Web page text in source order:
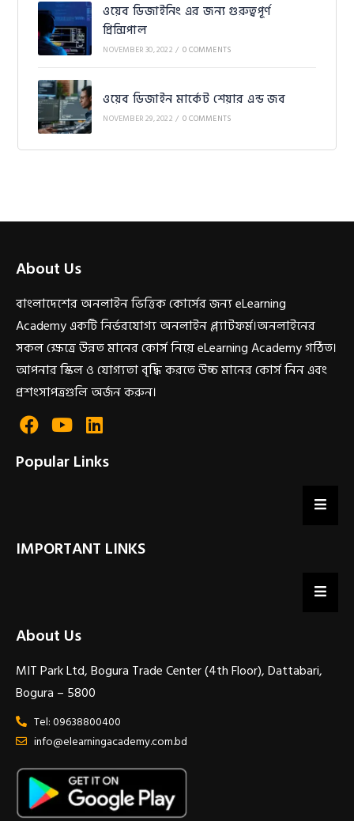
ওয়েব ডিজাইনিং এর জন্য গুরুত্বপূর্ণ
প্রিন্সিপাল
NOVEMBER 30, 2022 / 0 COMMENTS
ওয়েব ডিজাইন মার্কেট শেয়ার এন্ড জব
NOVEMBER 29, 2022 / 0 COMMENTS
About Us
বাংলাদেশের অনলাইন ভিত্তিক কোর্সের জন্য eLearning
Academy একটি নির্ভরযোগ্য অনলাইন প্ল্যাটফর্ম।অনলাইনের
সকল ক্ষেত্রে উন্নত মানের কোর্স নিয়ে eLearning Academy গঠিত।
আপনার স্কিল ও যোগ্যতা বৃদ্ধি করতে উচ্চ মানের কোর্স নিন এবং
প্রশংসাপত্রগুলি অর্জন করুন।
Popular Links
IMPORTANT LINKS
About Us
MIT Park Ltd, Bogura Trade Center (4th Floor), Dattabari,
Bogura – 5800
Tel: 09638800400
info@elearningacademy.com.bd